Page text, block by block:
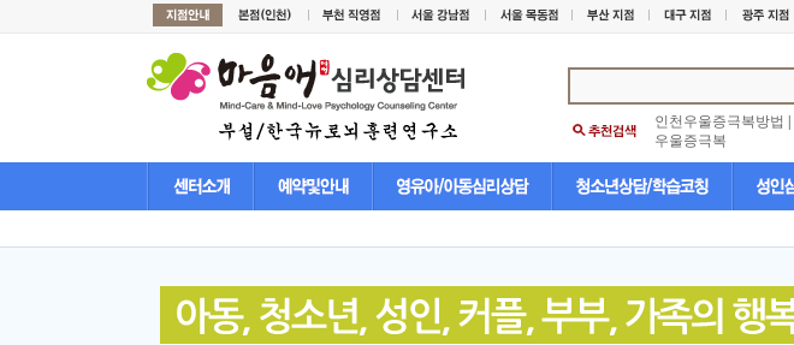
인천우울증극복방법
우울증극복